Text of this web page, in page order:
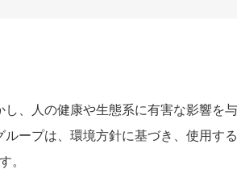
、人の健康や生態系に有害な影響を
ープは、環境方針に基づき、使用す
。